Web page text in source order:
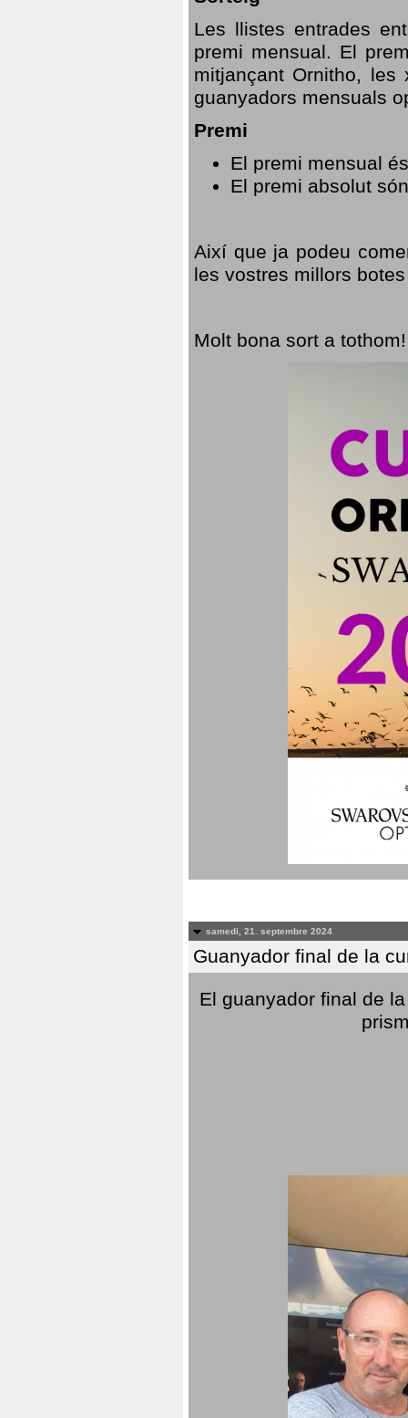
Les llistes entrades
premi mensual. El
mitjançant Ornitho,
guanyadors mensuals
Premi
El premi mensual
El premi absolut
Així que ja podeu
les vostres millors
Molt bona sort a tothom!
samedi, 21. septembre 2024
Guanyador final de la
El guanyador final de